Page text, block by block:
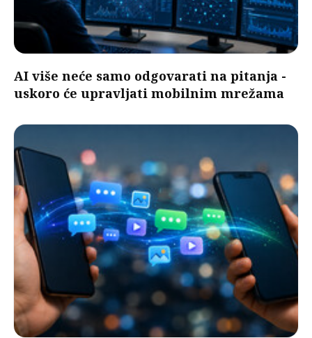
AI više neće samo odgovarati na pitanja -
uskoro će upravljati mobilnim mrežama